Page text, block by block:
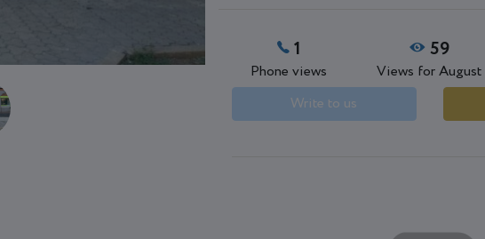
1
Phone views
59
Views for August
Write to us